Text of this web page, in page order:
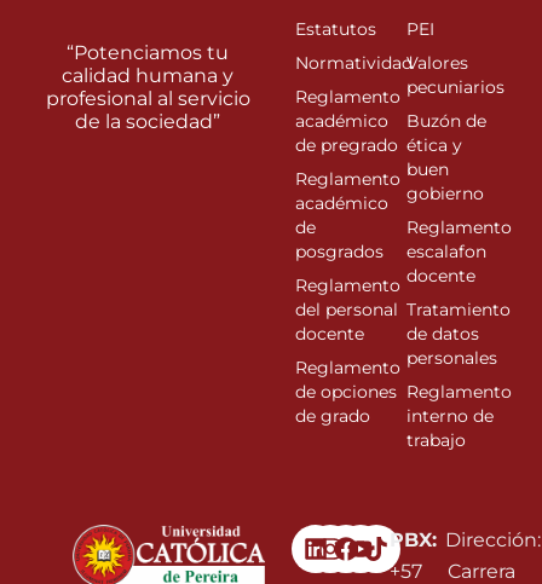
Linkedin
Instagram
Facebook
Youtube
PBX:
+57
Dirección:
Carrera
“Potenciamos tu
calidad humana y
profesional al servicio
de la sociedad”
Estatutos
Normatividad
Reglamento
académico
de pregrado
Reglamento
académico
de
posgrados
Reglamento
del personal
docente
Reglamento
de opciones
de grado
PEI
Valores
pecuniarios
Buzón de
ética y
buen
gobierno
Reglamento
escalafon
docente
Tratamiento
de datos
personales
Reglamento
interno de
trabajo